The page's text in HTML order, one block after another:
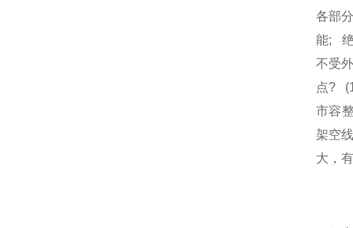
各部
能; 绝
不受
点?
市容
架空
大，